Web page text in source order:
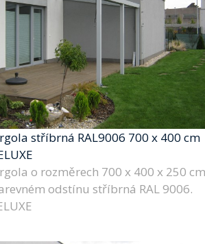
stříbrná RAL9006 700 x 400 cm
o rozměrech 700 x 400 x 250 cm
odstínu stříbrná RAL 9006.